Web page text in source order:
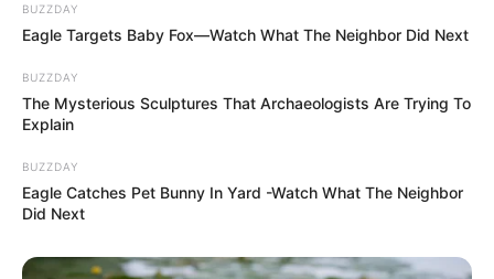
BUZZDAY
Eagle Targets Baby Fox—Watch What The Neighbor Did Next
BUZZDAY
The Mysterious Sculptures That Archaeologists Are Trying To
Explain
BUZZDAY
Eagle Catches Pet Bunny In Yard -Watch What The Neighbor
Did Next